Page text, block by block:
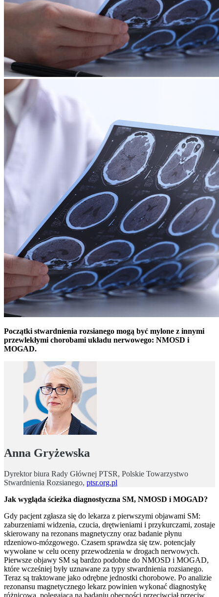
Początki stwardnienia rozsianego mogą być mylone z innymi
przewlekłymi chorobami układu nerwowego: NMOSD i
MOGAD.
Anna Gryżewska
Dyrektor biura Rady Głównej PTSR, Polskie Towarzystwo
Stwardnienia Rozsianego, ptsr.org.pl
Jak wygląda ścieżka diagnostyczna SM, NMOSD i MOGAD?
Gdy pacjent zgłasza się do lekarza z pierwszymi objawami SM:
zaburzeniami widzenia, czucia, drętwieniami i przykurczami, zostaje
skierowany na rezonans magnetyczny oraz badanie płynu
rdzeniowo-mózgowego. Czasem sprawdza się tzw. potencjały
wywołane w celu oceny przewodzenia w drogach nerwowych.
Pierwsze objawy SM są bardzo podobne do NMOSD i MOGAD,
które wcześniej były uznawane za typy stwardnienia rozsianego.
Teraz są traktowane jako odrębne jednostki chorobowe. Po analizie
rezonansu magnetycznego lekarz powinien wykonać diagnostykę
różnicową, polegającą na badaniu obecności przeciwciał przeciw